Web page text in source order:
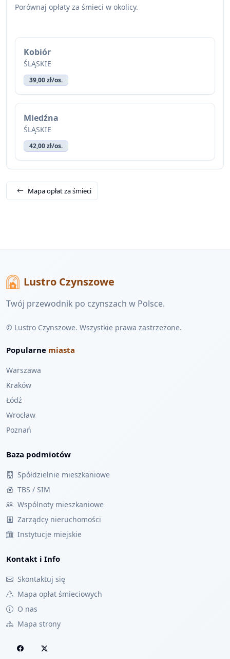
Porównaj opłaty za śmieci w okolicy.
Kobiór
ŚLĄSKIE
39,00 zł/os.
Miedźna
ŚLĄSKIE
42,00 zł/os.
Mapa opłat za śmieci
Lustro Czynszowe
Twój przewodnik po czynszach w Polsce.
© Lustro Czynszowe. Wszystkie prawa zastrzeżone.
Popularne miasta
Warszawa
Kraków
Łódź
Wrocław
Poznań
Baza podmiotów
Spółdzielnie mieszkaniowe
TBS / SIM
Wspólnoty mieszkaniowe
Zarządcy nieruchomości
Instytucje miejskie
Kontakt i Info
Skontaktuj się
Mapa opłat śmieciowych
O nas
Mapa strony